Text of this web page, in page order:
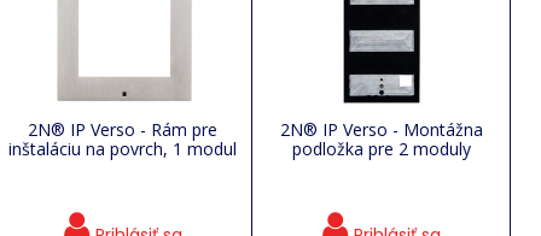
2N® IP Verso - Rám pre
inštaláciu na povrch, 1 modul
2N® IP Verso - Montážna
podložka pre 2 moduly